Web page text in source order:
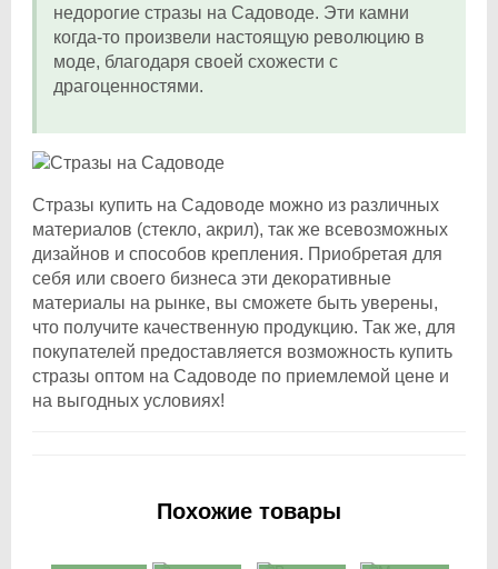
недорогие стразы на Садоводе. Эти камни
когда-то произвели настоящую революцию в
моде, благодаря своей схожести с
драгоценностями.
Стразы купить на Садоводе можно из различных
материалов (стекло, акрил), так же всевозможных
дизайнов и способов крепления. Приобретая для
себя или своего бизнеса эти декоративные
материалы на рынке, вы сможете быть уверены,
что получите качественную продукцию. Так же, для
покупателей предоставляется возможность купить
стразы оптом на Садоводе по приемлемой цене и
на выгодных условиях!
Похожие товары